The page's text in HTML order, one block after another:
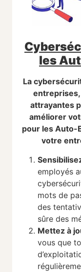
les
La
attrayantes
améliorer
pour les Auto-
votre
employés
mots de
des
sûre des
Mettez à
vous que